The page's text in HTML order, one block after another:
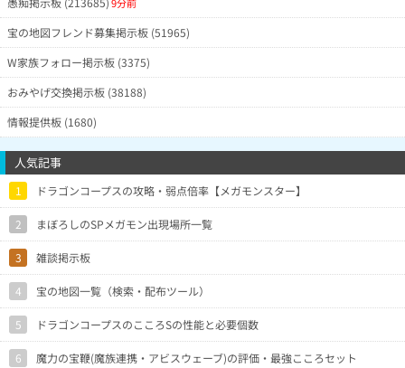
宝の地図フレンド募集掲示板 (51965)
W家族フォロー掲示板 (3375)
おみやげ交換掲示板 (38188)
情報提供板 (1680)
人気記事
1 ドラゴンコープスの攻略・弱点倍率【メガモンスター】
2 まぼろしのSPメガモン出現場所一覧
3 雑談掲示板
4 宝の地図一覧（検索・配布ツール）
5 ドラゴンコープスのこころSの性能と必要個数
6 魔力の宝鞭(魔族連携・アビスウェーブ)の評価・最強こころセット